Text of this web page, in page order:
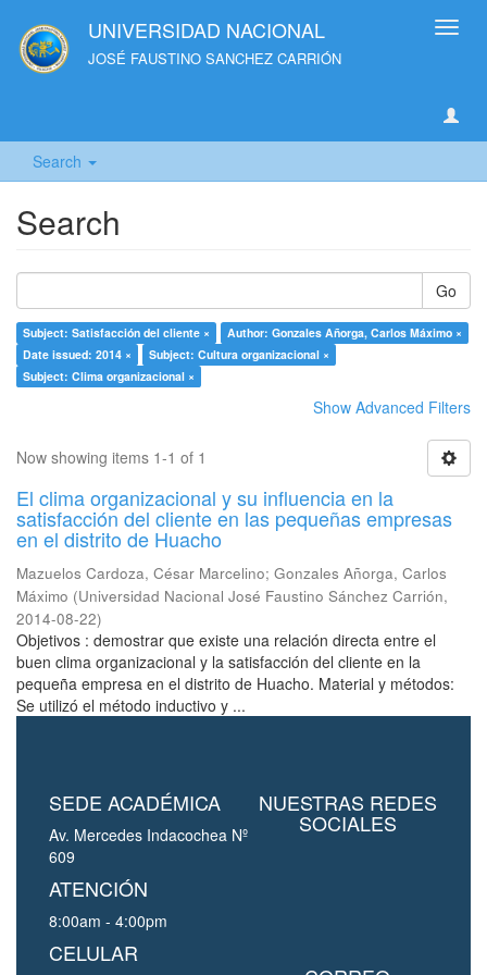
UNIVERSIDAD NACIONAL
JOSÉ FAUSTINO SANCHEZ CARRIÓN
Search
Search
Go
Subject: Satisfacción del cliente ×
Author: Gonzales Añorga, Carlos Máximo ×
Date issued: 2014 ×
Subject: Cultura organizacional ×
Subject: Clima organizacional ×
Show Advanced Filters
Now showing items 1-1 of 1
El clima organizacional y su influencia en la
satisfacción del cliente en las pequeñas empresas
en el distrito de Huacho
Mazuelos Cardoza, César Marcelino; Gonzales Añorga, Carlos
Máximo (Universidad Nacional José Faustino Sánchez Carrión,
2014-08-22)
Objetivos : demostrar que existe una relación directa entre el
buen clima organizacional y la satisfacción del cliente en la
pequeña empresa en el distrito de Huacho. Material y métodos:
Se utilizó el método inductivo y ...
SEDE ACADÉMICA
Av. Mercedes Indacochea Nº
609
ATENCIÓN
8:00am - 4:00pm
CELULAR
NUESTRAS REDES
SOCIALES